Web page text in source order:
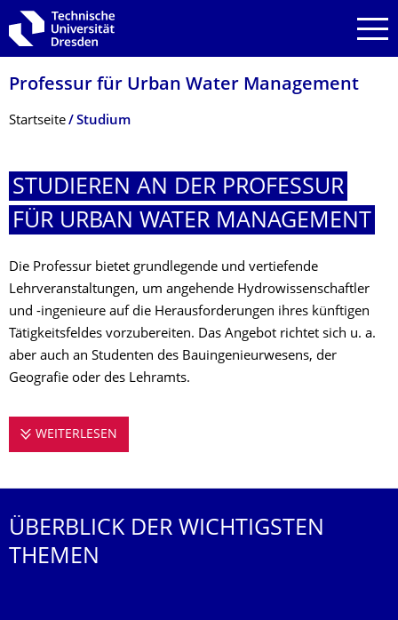
Zur Hauptnavigation springen
Zur Suche springen
Zum Inhalt springen
Professur für Urban Water Management
Breadcrumb-Menü
Startseite Studium
STUDIEREN AN DER PROFESSUR
FÜR URBAN WATER MANAGEMENT
Die Professur bietet grundlegende und vertiefende
Lehrveranstaltungen, um angehende Hydrowissenschaftler
und -ingenieure auf die Herausforderungen ihres künftigen
Tätigkeitsfeldes vorzubereiten. Das Angebot richtet sich u. a.
aber auch an Studenten des Bauingenieurwesens, der
Geografie oder des Lehramts.
WEITERLESEN
ÜBERBLICK DER WICHTIGSTEN
THEMEN